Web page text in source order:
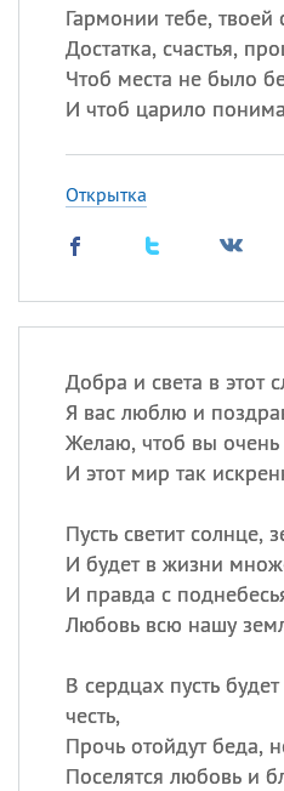
Гармонии тебе, твоей
Достатка, счастья,
Чтоб места не было
И чтоб царило
Открытка
Добра и света в этот
Я вас люблю и
Желаю, чтоб вы
И этот мир так
Пусть светит солнце,
И будет в жизни
И правда с
Любовь всю нашу
В сердцах пусть
честь,
Прочь отойдут беда,
Поселятся любовь и